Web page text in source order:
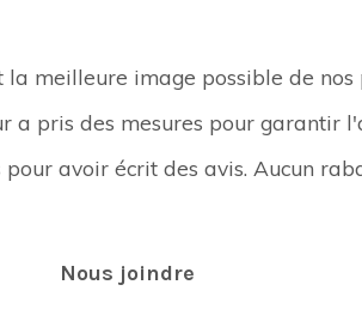
meilleure image possible de nos
a pris des mesures pour garantir
avoir écrit des avis. Aucun
Nous joindre